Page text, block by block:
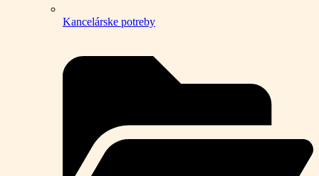
Kancelárske potreby